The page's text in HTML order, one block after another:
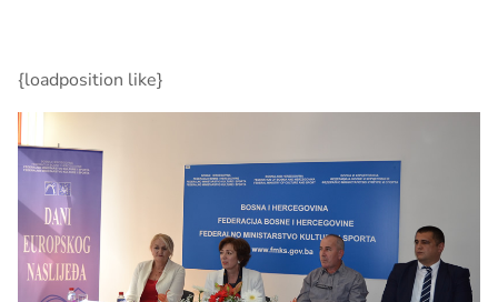
{loadposition like}